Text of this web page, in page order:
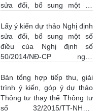
sửa đổi, bổ sung một số
58/2021/NĐ-CP
07/07/2026
| 15:01:00
Lấy ý kiến dự thảo Nghị định
sửa đổi, bổ sung một số
điều của Nghị định số
50/2014/NĐ-CP ngày
ngoại hối nhà nước
23/06/2026 | 08:00:00
Bản tổng hợp tiếp thu, giải
trình ý kiến, góp ý dự thảo
Thông tư thay thế Thông tư
số 32/2015/TT-NHNN